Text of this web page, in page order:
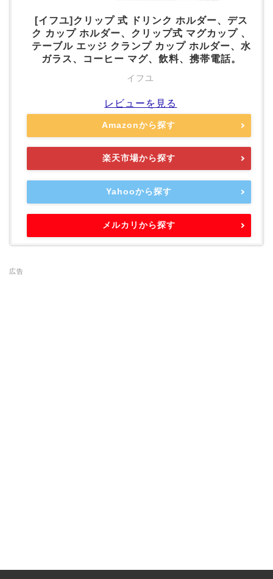
[イフユ]クリップ 式 ドリンク ホルダー、デス
ク カップ ホルダー、クリップ式 マグカップ 、
テーブル エッジ クランプ カップ ホルダー、水
ガラス、コーヒー マグ、飲料、携帯電話。
イフユ
レビューを見る
Amazonから探す
楽天市場から探す
Yahooから探す
メルカリから探す
広告